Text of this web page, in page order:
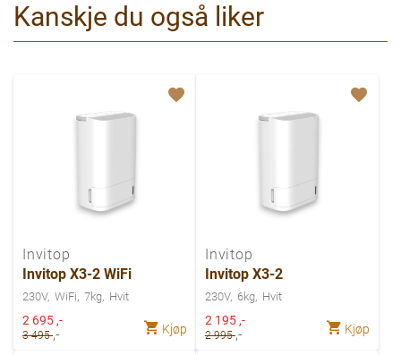
Kanskje du også liker
Invitop
Invitop X3-2 WiFi
230V WiFi 7kg Hvit
Spesialpris
2 695 ,-
3 495,- Kjøp
Invitop
Invitop X3-2
230V 6kg Hvit
Spesialpris
2 195 ,-
2 995,- Kjøp